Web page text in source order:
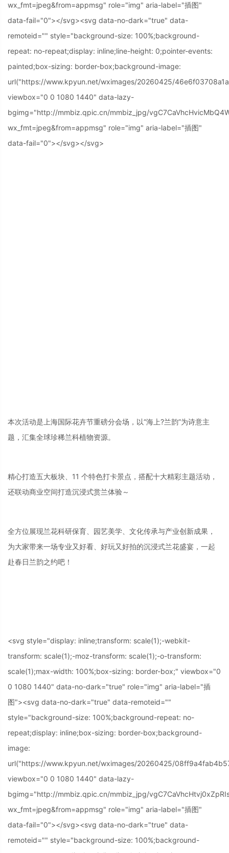
wx_fmt=jpeg&from=appmsg" role="img" aria-label="插图"
data-fail="0"></svg><svg data-no-dark="true" data-
remoteid="" style="background-size: 100%;background-
repeat: no-repeat;display: inline;line-height: 0;pointer-events:
painted;box-sizing: border-box;background-image:
url("https://www.kpyun.net/wximages/20260425/
viewbox="0 0 1080 1440" data-lazy-
bgimg="http://mmbiz.qpic.cn/mmbiz_jpg/
wx_fmt=jpeg&from=appmsg" role="img" aria-label="插图"
data-fail="0"></svg></svg>
本次活动是上海国际花卉节重磅分会场，以“海上?兰韵”为诗意主
题，汇集全球珍稀兰科植物资源。
精心打造五大板块、11 个特色打卡景点，搭配十大精彩主题活动，
还联动商业空间打造沉浸式赏兰体验～
全方位展现兰花科研保育、园艺美学、文化传承与产业创新成果，
为大家带来一场专业又好看、好玩又好拍的沉浸式兰花盛宴，一起
赴春日兰韵之约吧！
<svg style="display: inline;transform: scale(1);-webkit-
transform: scale(1);-moz-transform: scale(1);-o-transform:
scale(1);max-width: 100%;box-sizing: border-box;" viewbox="0
0 1080 1440" data-no-dark="true" role="img" aria-label="插
图"><svg data-no-dark="true" data-remoteid=""
style="background-size: 100%;background-repeat: no-
repeat;display: inline;box-sizing: border-box;background-
image:
url("https://www.kpyun.net/wximages/20260425/
viewbox="0 0 1080 1440" data-lazy-
bgimg="http://mmbiz.qpic.cn/mmbiz_jpg/
wx_fmt=jpeg&from=appmsg" role="img" aria-label="插图"
data-fail="0"></svg><svg data-no-dark="true" data-
remoteid="" style="background-size: 100%;background-